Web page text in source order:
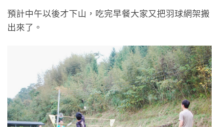
預計中午以後才下山，吃完早餐大家又把羽球網架搬
出來了。